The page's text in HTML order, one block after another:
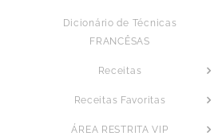
Dicionário de Técnicas
FRANCÊSAS
Receitas
Receitas Favoritas
ÁREA RESTRITA VIP